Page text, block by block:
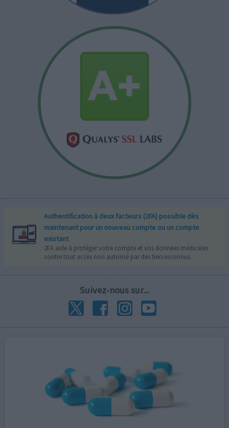
Authentification à deux facteurs (2FA) possible dès
maintenant pour un nouveau compte ou un compte
existant
2FA aide à protéger votre compte et vos données médicales
contre tout accès non autorisé par des tiers inconnus.
Suivez-nous sur...